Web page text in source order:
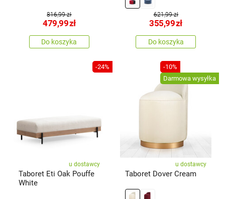
816,99 zł
479,99zł
Do koszyka
621,99 zł
355,99zł
Do koszyka
-24%
u dostawcy
Taboret Eti Oak Pouffe
White
-10%
Darmowa wysyłka
u dostawcy
Taboret Dover Cream